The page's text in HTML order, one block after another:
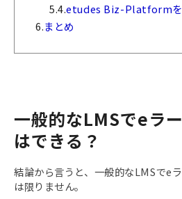
5.4.etudes Biz-Platformを
6.まとめ
一般的なLMSでeラ
はできる？
結論から言うと、一般的なLMSでe
は限りません。